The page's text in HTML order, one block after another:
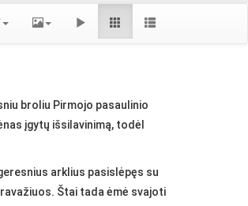
broliu Pirmojo pasaulinio
įgytų išsilavinimą, todėl
arklius pasislėpęs su
Štai tada ėmė svajoti